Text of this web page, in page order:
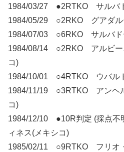
1984/03/27 ●2RTKO サルバ
1984/05/29 ○2RKO グアダル
1984/07/03 ○6RKO サルバド
1984/08/14 ○2RKO アルビー
コ)
1984/10/01 ○4RTKO ウバル
1984/11/19 ○3RTKO アンヘ
コ)
1984/12/10 ●10R判定 (採点
ィネス(メキシコ)
1985/02/11 ○9RTKO フリオ